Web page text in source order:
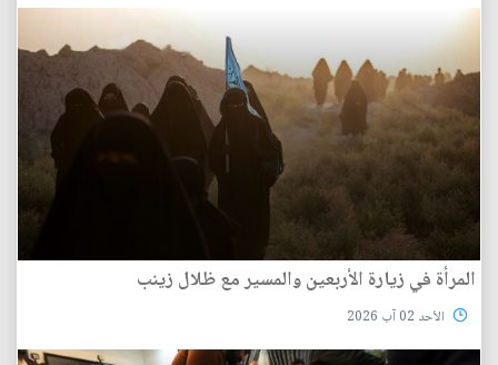
المرأة في زيارة الأربعين والمسير مع ظلال زينب
الأحد 02 آب 2026